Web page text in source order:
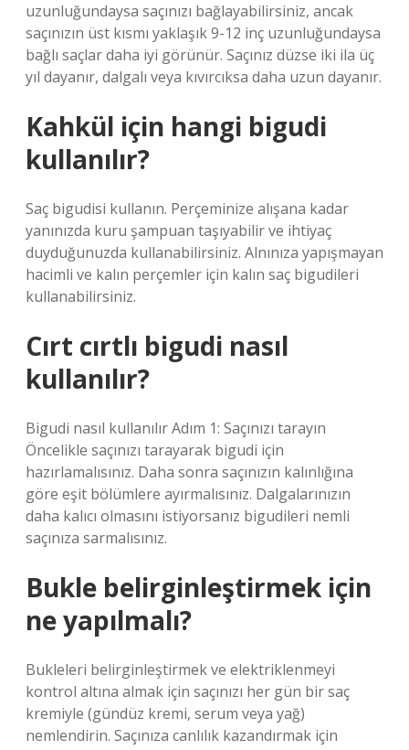
uzunluğundaysa saçınızı bağlayabilirsiniz, ancak
saçınızın üst kısmı yaklaşık 9-12 inç uzunluğundaysa
bağlı saçlar daha iyi görünür. Saçınız düzse iki ila üç
yıl dayanır, dalgalı veya kıvırcıksa daha uzun dayanır.
Kahkül için hangi bigudi
kullanılır?
Saç bigudisi kullanın. ‌Perçeminize alışana kadar
yanınızda kuru şampuan taşıyabilir ve ihtiyaç
duyduğunuzda kullanabilirsiniz. Alnınıza yapışmayan
hacimli ve kalın perçemler için kalın saç bigudileri
kullanabilirsiniz.
Cırt cırtlı bigudi nasıl
kullanılır?
Bigudi nasıl kullanılır Adım 1: Saçınızı tarayın
Öncelikle saçınızı tarayarak bigudi için
hazırlamalısınız. Daha sonra saçınızın kalınlığına
göre eşit bölümlere ayırmalısınız. Dalgalarınızın
daha kalıcı olmasını istiyorsanız bigudileri nemli
saçınıza sarmalısınız.
Bukle belirginleştirmek için
ne yapılmalı?
Bukleleri belirginleştirmek ve elektriklenmeyi
kontrol altına almak için saçınızı her gün bir saç
kremiyle (gündüz kremi, serum veya yağ)
nemlendirin. Saçınıza canlılık kazandırmak için